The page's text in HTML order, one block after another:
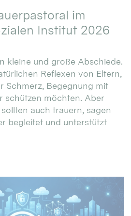
im
Institut 2026
kleine und große Abschiede.
Reflexen von Eltern,
Schmerz, Begegnung mit
schützen möchten. Aber
auch trauern, sagen
begleitet und unterstützt